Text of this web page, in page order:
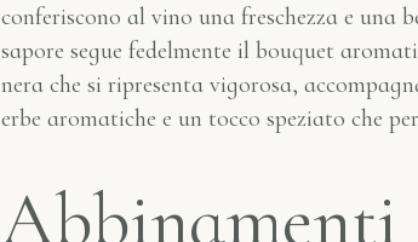
conferiscono al vino una freschezza e una
sapore segue fedelmente il bouquet
nera che si ripresenta vigorosa,
erbe aromatiche e un tocco speziato che
Abbinamenti